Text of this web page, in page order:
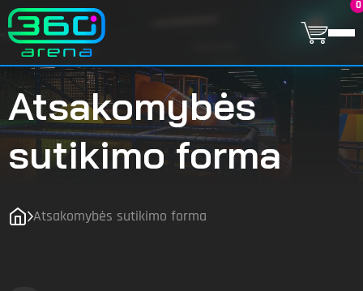
0
Atsakomybės
sutikimo forma
Atsakomybės sutikimo forma